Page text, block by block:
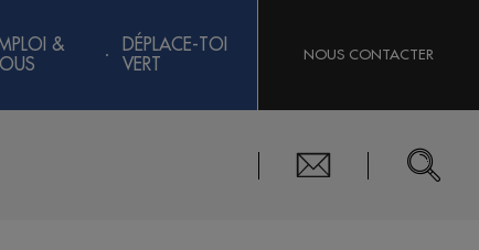
&
DÉPLACE-TOI
VERT
NOUS CONTACTER